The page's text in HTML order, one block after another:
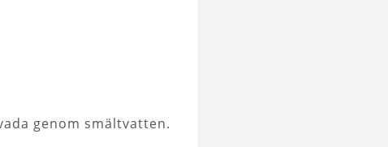
genom smältvatten.